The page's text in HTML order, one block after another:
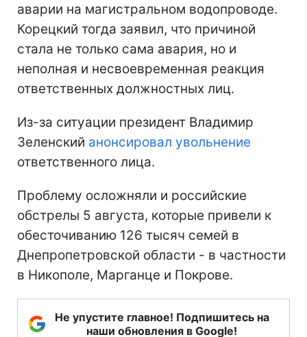
аварии на магистральном водопроводе.
Корецкий тогда заявил, что причиной
стала не только сама авария, но и
неполная и несвоевременная реакция
ответственных должностных лиц.
Из-за ситуации президент Владимир
Зеленский анонсировал увольнение
ответственного лица.
Проблему осложняли и российские
обстрелы 5 августа, которые привели к
обесточиванию 126 тысяч семей в
Днепропетровской области - в частности
в Никополе, Марганце и Покрове.
Не упустите главное! Подпишитесь на
наши обновления в Google!